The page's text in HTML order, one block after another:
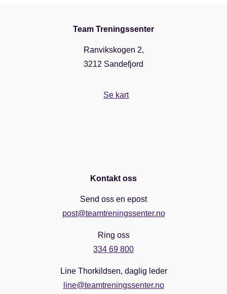
Team Treningssenter
Ranvikskogen 2,
3212 Sandefjord
Se kart
Kontakt oss
Send oss en epost
post@teamtreningssenter.no
Ring oss
334 69 800
Line Thorkildsen, daglig leder
line@teamtreningssenter.no